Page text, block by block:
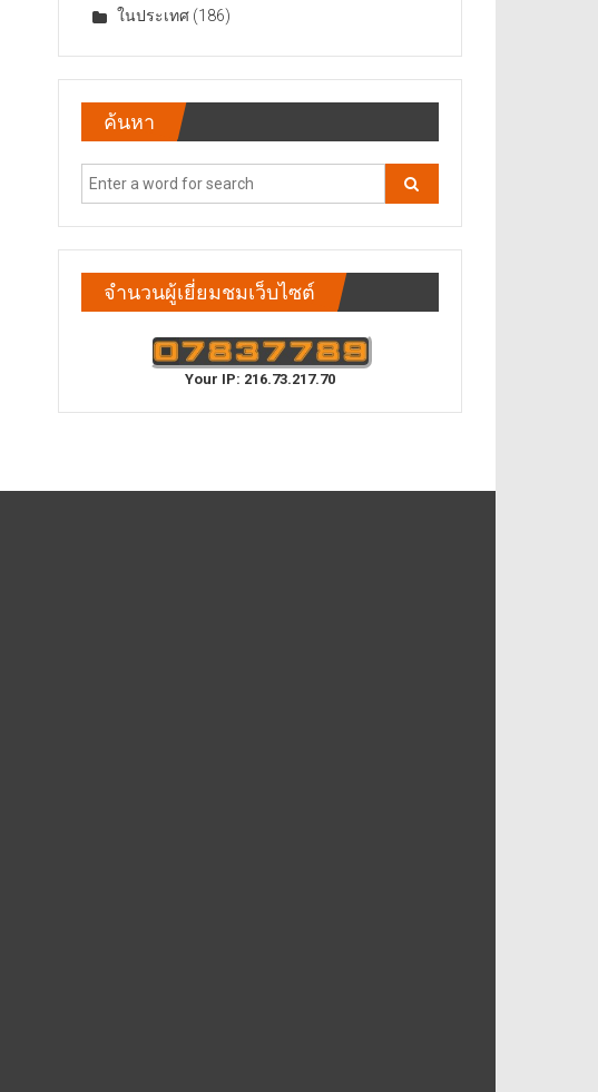
ในประเทศ (186)
ค้นหา
จำนวนผู้เยี่ยมชมเว็บไซต์
Your IP: 216.73.217.70